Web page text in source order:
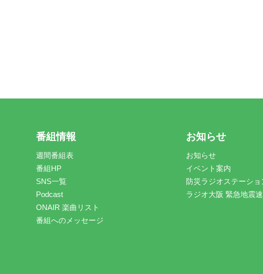
番組情報
週間番組表
番組HP
SNS一覧
Podcast
ONAIR 楽曲リスト
番組へのメッセージ
お知らせ
お知らせ
イベント案内
防災ラジオステーショ
ラジオ大阪 緊急地震